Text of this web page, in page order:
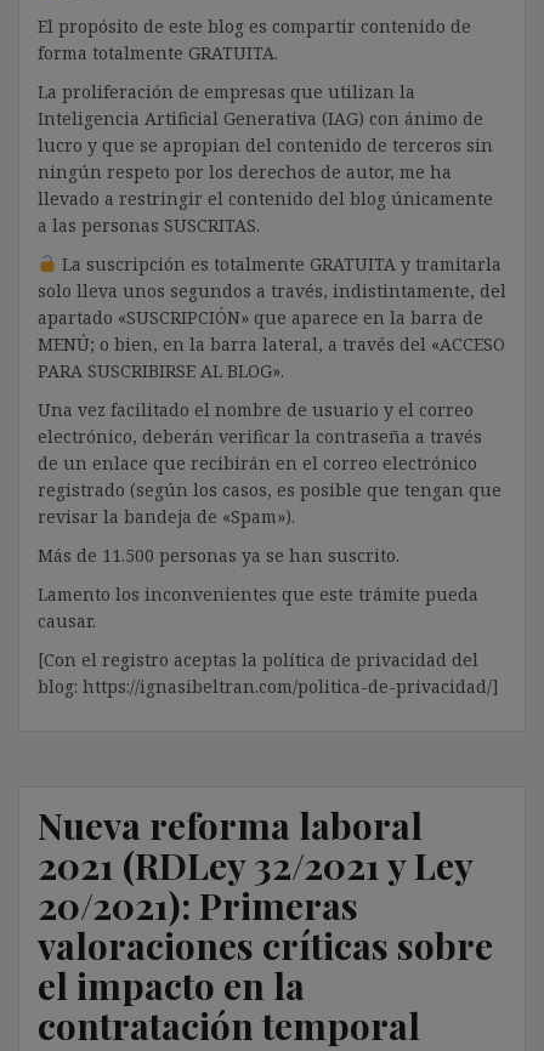
El propósito de este blog es compartir contenido de
forma totalmente GRATUITA.
La proliferación de empresas que utilizan la
Inteligencia Artificial Generativa (IAG) con ánimo de
lucro y que se apropian del contenido de terceros sin
ningún respeto por los derechos de autor, me ha
llevado a restringir el contenido del blog únicamente
a las personas SUSCRITAS.
La suscripción es totalmente GRATUITA y tramitarla
solo lleva unos segundos a través, indistintamente, del
apartado «SUSCRIPCIÓN» que aparece en la barra de
MENÚ; o bien, en la barra lateral, a través del «ACCESO
PARA SUSCRIBIRSE AL BLOG».
Una vez facilitado el nombre de usuario y el correo
electrónico, deberán verificar la contraseña a través
de un enlace que recibirán en el correo electrónico
registrado (según los casos, es posible que tengan que
revisar la bandeja de «Spam»).
Más de 11.500 personas ya se han suscrito.
Lamento los inconvenientes que este trámite pueda
causar.
[Con el registro aceptas la política de privacidad del
blog: https://ignasibeltran.com/politica-de-privacidad/]
Nueva reforma laboral
2021 (RDLey 32/2021 y Ley
20/2021): Primeras
valoraciones críticas sobre
el impacto en la
contratación temporal